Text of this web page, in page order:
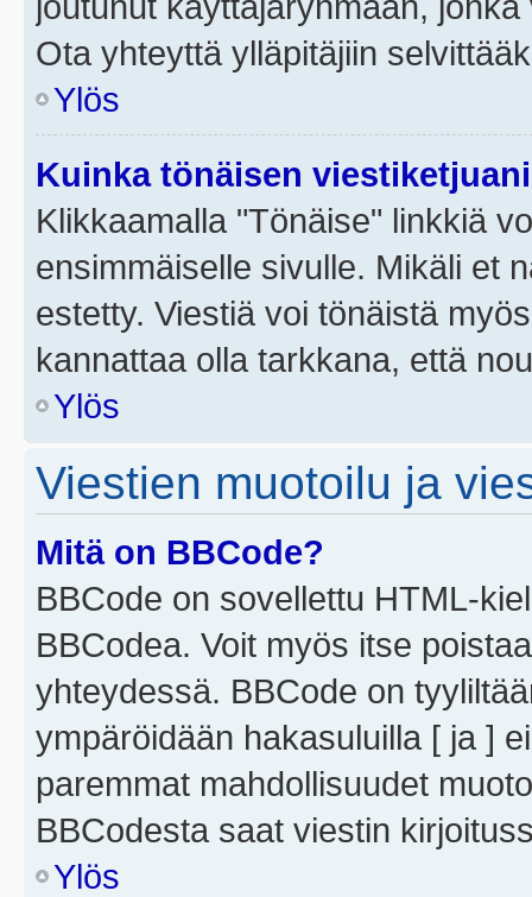
Ota yhteyttä ylläpitäjiin
Ylös
Kuinka tönäisen
Klikkaamalla "Tönäise" linkkiä
ensimmäiselle sivulle. Mikäli et
estetty. Viestiä voi tönäistä
kannattaa olla tarkkana, että
Ylös
Viestien muotoilu ja
Mitä on BBCode?
BBCode on sovellettu HTML-
BBCodea. Voit myös itse
yhteydessä. BBCode on
ympäröidään hakasuluilla [ ja ]
paremmat mahdollisuudet
BBCodesta saat viestin
Ylös